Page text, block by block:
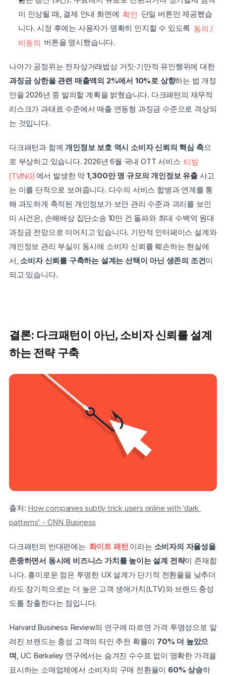
이 인상될 때, 결제 안내 화면에 확인 단일 버튼만 제공했습
니다. 시정 후에는 사용자가 명확히 인지할 수 있도록 동의 /
비동의 버튼을 명시했습니다.
나아가 공정위는 전자상거래법상 거짓·기만적 유인행위에 대한
과징금 상한을 관련 매출액의 2%에서 10%로 상향하는 법 개정
안을 2026년 중 발의할 계획을 밝혔습니다. 다크패턴의 재무적
리스크가 과태료 수준에서 매출 연동형 과징금 수준으로 격상되
는 것입니다.
다크패턴과 함께 개인정보 보호 역시 소비자 신뢰의 핵심 축으
로 부상하고 있습니다. 2026년 6월 국내 OTT 서비스 티빙
(TVING) 에서 발생한 약 1,300만 명 규모의 개인정보 유출 사고
는 이를 단적으로 보여줍니다. 다수의 서비스 합병과 연계를 통
해 과도하게 축적된 개인정보가 보안 관리 수준과 괴리를 보인
이 사건은, 손해배상 집단소송 10만 건 돌파와 최대 수백억 원대
과징금 전망으로 이어지고 있습니다. 기만적 인터페이스 설계와
개인정보 관리 부실이 동시에 소비자 신뢰를 훼손하는 현실에
서, 소비자 신뢰를 구축하는 설계는 선택이 아닌 생존의 조건이
되고 있습니다.
결론: 다크패턴이 아닌, 소비자 신뢰를 설계
하는 전략 구축
출처: How companies subtly trick users online with ‘dark
patterns’ - CNN Business
다크패턴의 반대편에는 화이트 패턴 이라는 소비자의 자율성을
존중하면서 동시에 비즈니스 가치를 높이는 설계 전략이 존재합
니다. 흥미로운 점은 투명한 UX 설계가 단기적 전환율을 낮추더
라도 장기적으로는 더 높은 고객 생애가치(LTV)와 브랜드 충성
도를 창출한다는 점입니다.
Harvard Business Review의 연구에 따르면 가격 투명성으로 알
려진 브랜드는 충성 고객의 타인 추천 확률이 70% 더 높았으
며, UC Berkeley 연구에서는 숨겨진 수수료 없이 명확한 가격을
표시하는 소매업체에서 소비자의 구매 전환율이 60% 상승하